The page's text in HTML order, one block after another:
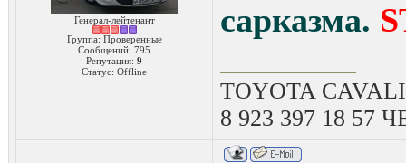
Генерал-лейтенант
Группа: Проверенные
Сообщений: 795
Репутация: 9
Статус: Offline
сарказма.
TOYOTA
8 923 397 18 57